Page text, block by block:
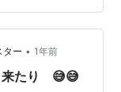
献金は使っ
ター • 1年前
来たり 😅😅